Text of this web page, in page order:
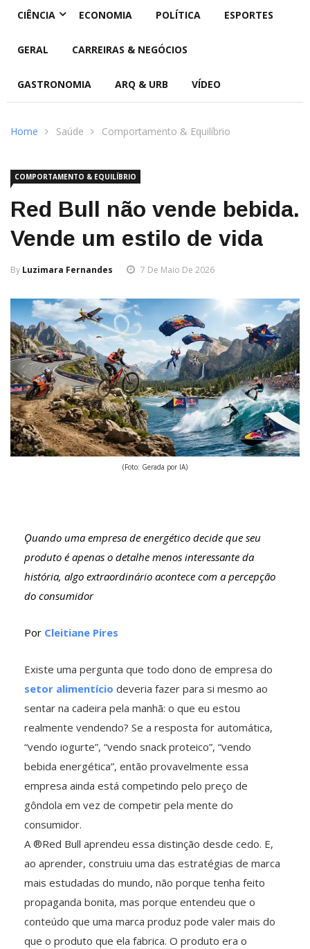
CIÊNCIA ECONOMIA POLÍTICA ESPORTES
GERAL CARREIRAS & NEGÓCIOS
GASTRONOMIA ARQ & URB VÍDEO
Home Saúde Comportamento & Equilíbrio
COMPORTAMENTO & EQUILÍBRIO
Red Bull não vende bebida.
Vende um estilo de vida
By Luzimara Fernandes 7 De Maio De 2026
(Foto: Gerada por IA)
Ǫuando uma empresa de energético decide que seu
produto é apenas o detalhe menos interessante da
história, algo extraordinário acontece com a percepção
do consumidor
Por Cleitiane Pires
Existe uma pergunta que todo dono de empresa do
setor alimentício deveria fazer para si mesmo ao
sentar na cadeira pela manhã: o que eu estou
realmente vendendo? Se a resposta for automática,
“vendo iogurte”, “vendo snack proteico”, “vendo
bebida energética”, então provavelmente essa
empresa ainda está competindo pelo preço de
gôndola em vez de competir pela mente do
consumidor.
A ®Red Bull aprendeu essa distinção desde cedo. E,
ao aprender, construiu uma das estratégias de marca
mais estudadas do mundo, não porque tenha feito
propaganda bonita, mas porque entendeu que o
conteúdo que uma marca produz pode valer mais do
que o produto que ela fabrica. O produto era o